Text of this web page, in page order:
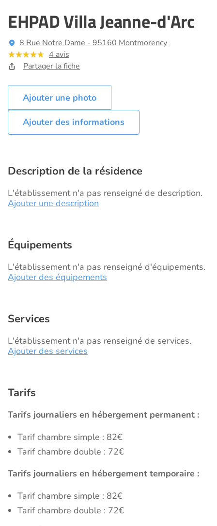
EHPAD Villa Jeanne-d'Arc
8 Rue Notre Dame - 95160 Montmorency
4 avis
Partager la fiche
Ajouter des informations
Description de la résidence
L'établissement n'a pas renseigné de description.
Ajouter une description
Équipements
L'établissement n'a pas renseigné d'équipements.
Ajouter des équipements
Services
L'établissement n'a pas renseigné de services.
Ajouter des services
Tarifs
Tarifs journaliers en hébergement permanent :
Tarif chambre simple : 82€
Tarif chambre double : 72€
Tarifs journaliers en hébergement temporaire :
Tarif chambre simple : 82€
Tarif chambre double : 72€